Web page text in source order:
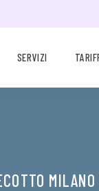
SERVIZI
MILANO